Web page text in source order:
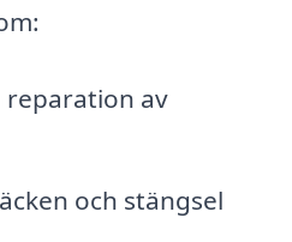
reparation av
och stängsel